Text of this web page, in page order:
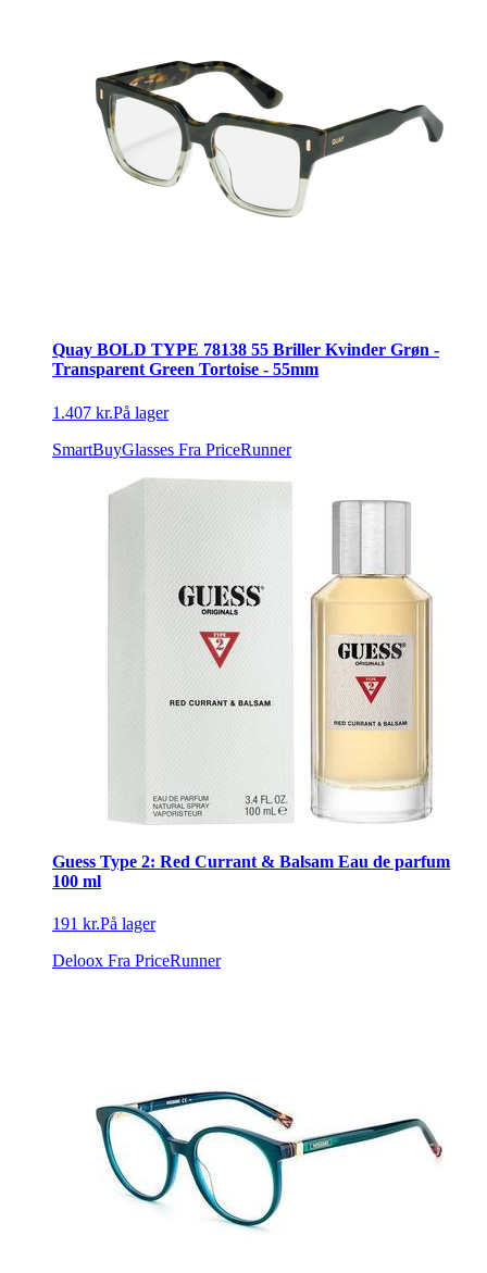
Quay BOLD TYPE 78138 55 Briller Kvinder Grøn -
Transparent Green Tortoise - 55mm
1.407 kr.På lager
SmartBuyGlasses Fra PriceRunner
Guess Type 2: Red Currant & Balsam Eau de parfum
100 ml
191 kr.På lager
Deloox Fra PriceRunner